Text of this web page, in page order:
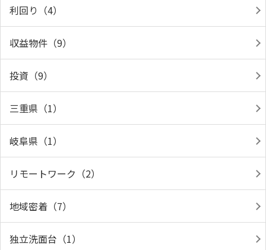
利回り（4）
収益物件（9）
投資（9）
三重県（1）
岐阜県（1）
リモートワーク（2）
地域密着（7）
独立洗面台（1）